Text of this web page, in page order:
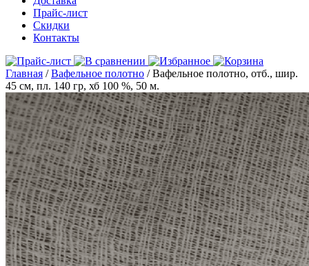
Прайс-лист
Скидки
Контакты
Главная /Вафельное полотно / Вафельное полотно, отб., шир.
45 см, пл. 140 гр, хб 100 %, 50 м.